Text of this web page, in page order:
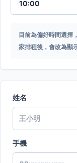
目前為偏好時間選擇
家排程後，會改為顯
姓名
手機